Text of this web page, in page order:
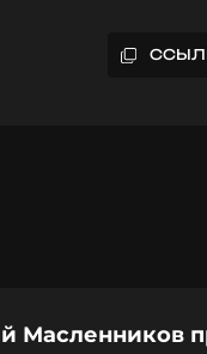
Масленников